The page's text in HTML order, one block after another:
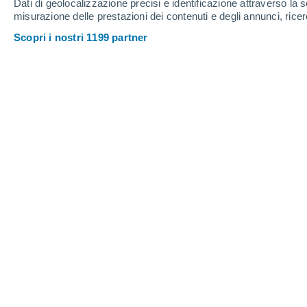
Dati di geolocalizzazione precisi e identificazione attraverso la
misurazione delle prestazioni dei contenuti e degli annunci,
Scopri i nostri 1199 partner
Castel D'aiano
Castel Del Rio